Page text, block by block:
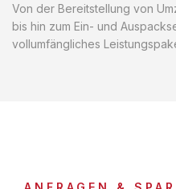
Von der Bereitstellung von
bis hin zum Ein- und
vollumfängliches